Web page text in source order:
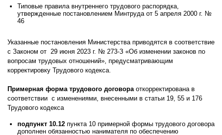
Типовые правила внутреннего трудового распорядка,
утвержденные постановлением Минтруда от 5 апреля 2000 г. №
46
Указанные постановления Министерства приводятся в соответствие
с Законом от 29 июня 2023 г. № 273-З «Об изменении законов по
вопросам трудовых отношений», предусматривающим
корректировку Трудового кодекса.
Примерная форма трудового договора откорректирована в
соответствии с изменениями, внесенными в статьи 19, 55 и 176
Трудового кодекса
подпункт 10.12 пункта 10 примерной формы трудового договора
дополнен обязанностью нанимателя по обеспечению